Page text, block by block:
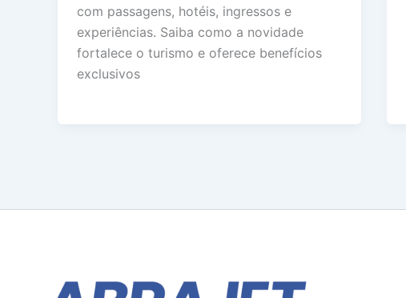
com passagens, hotéis, ingressos e
experiências. Saiba como a novidade
fortalece o turismo e oferece benefícios
exclusivos